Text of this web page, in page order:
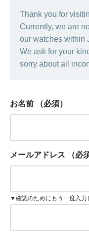
Thank you for
Currently, we are
our watches within
We ask for your
sorry about all
お名前 （必須）
メールアドレス （必
▼確認のためにもう一度入力